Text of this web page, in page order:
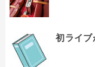
初ライブ